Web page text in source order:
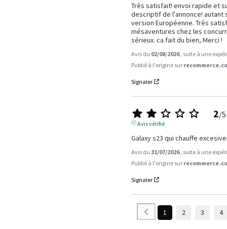
Très satisfait! envoi rapide et
descriptif de l'annonce! autant
version Européenne. Très
mésaventures chez les
sérieux. ca fait du bien, Merci !
Avis du 02/08/2026 , suite à une
Publié à l'origine sur
Signaler
2/5
Avis vérifié
Galaxy s23 qui chauffe
Avis du 31/07/2026 , suite à une
Publié à l'origine sur
Signaler
1 2 3 4